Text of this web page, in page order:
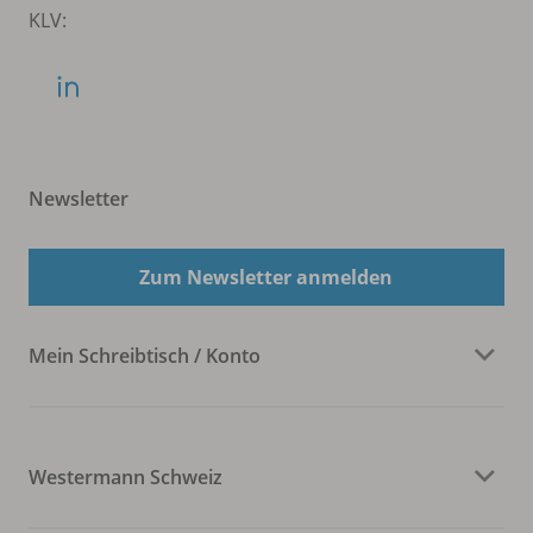
KLV:
Newsletter
Zum Newsletter anmelden
Mein Schreibtisch / Konto
Westermann Schweiz